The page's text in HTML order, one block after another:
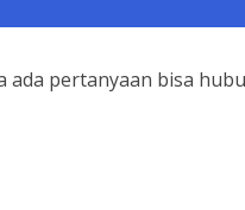
pertanyaan bisa